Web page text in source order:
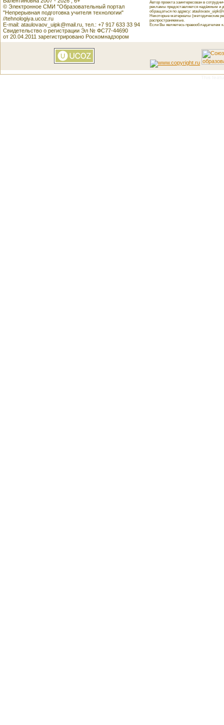
© Электронное СМИ "Образовательный портал
"Непрерывная подготовка учителя технологии"
//tehnologiya.ucoz.ru
E-mail: ataulovaov_uipk@mail.ru, тел.: +7 917 633 33 94
Свидетельство о регистрации Эл № ФС77-44690
от 20.04.2011 зарегистрировано Роскомнадзором
Автор проекта заинтересован в
рекламы предоставляется надёжным и
обращаться по адресу:
Некоторые материалы (методические
распространяемые.
Если Вы являетесь правообладателем